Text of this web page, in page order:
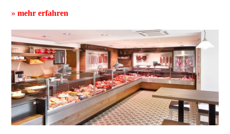
»mehr erfahren